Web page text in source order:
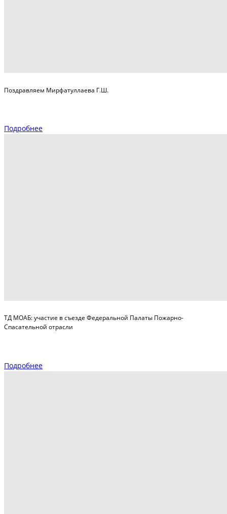
Поздравляем Мирфатуллаева Г.Ш.
Подробнее
ТД МОАБ: участие в съезде Федеральной Палаты Пожарно-
Спасательной отрасли
Подробнее